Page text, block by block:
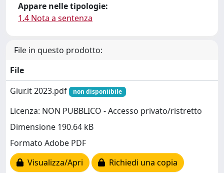
Appare nelle tipologie:
1.4 Nota a sentenza
File in questo prodotto:
File
Giur.it 2023.pdf
non disponiibile
Licenza: NON PUBBLICO - Accesso privato/ristretto
Dimensione 190.64 kB
Formato Adobe PDF
Visualizza/Apri
Richiedi una copia